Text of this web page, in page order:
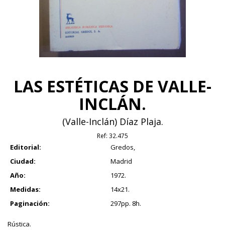
LAS ESTÉTICAS DE VALLE-
INCLÁN.
(Valle-Inclán) Díaz Plaja.
Ref: 32.475
Editorial:
Gredos,
Ciudad:
Madrid
Año:
1972.
Medidas:
14x21.
Paginación:
297pp. 8h.
Rústica.